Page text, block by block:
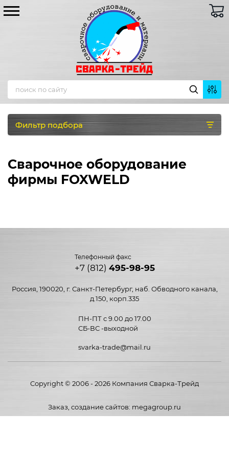
Фильтр подбора
Сварочное оборудование
фирмы FOXWELD
Телефонный факс
+7 (812) 495-98-95
Россия, 190020, г. Санкт-Петербург, наб. Обводного канала,
д.150, корп.335
ПН-ПТ с 9.00 до 17.00
СБ-ВС -выходной
svarka-trade@mail.ru
Copyright © 2006 - 2026 Компания Сварка-Трейд
Заказ, создание сайтов: megagroup.ru